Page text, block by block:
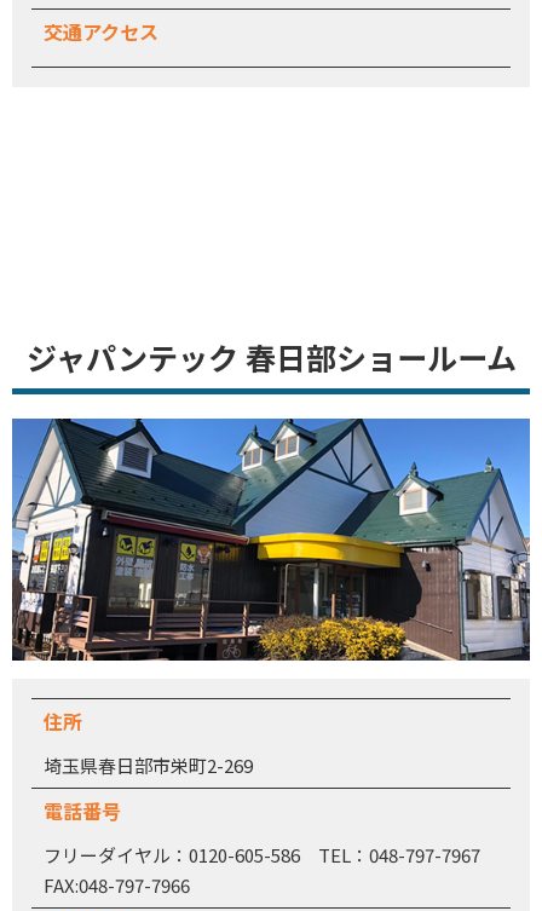
交通アクセス
ジャパンテック 春日部ショールーム
住所
埼玉県春日部市栄町2-269
電話番号
フリーダイヤル：0120-605-586 TEL：048-797-7967
FAX:048-797-7966